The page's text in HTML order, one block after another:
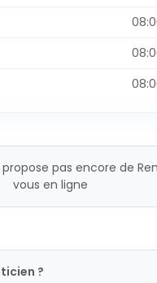
pas encore de
vous en ligne
?